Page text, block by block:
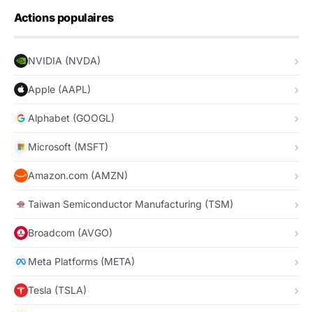
Actions populaires
NVIDIA (NVDA)
Apple (AAPL)
Alphabet (GOOGL)
Microsoft (MSFT)
Amazon.com (AMZN)
Taiwan Semiconductor Manufacturing (TSM)
Broadcom (AVGO)
Meta Platforms (META)
Tesla (TSLA)